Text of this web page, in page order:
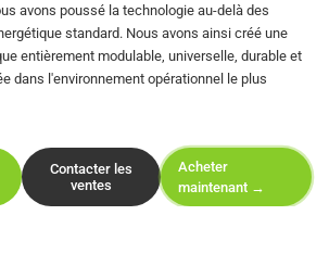
avons poussé la technologie au-delà des
standard. Nous avons ainsi créé une
entièrement modulable, universelle, durable et
dans l'environnement opérationnel le plus
Contacter les
ventes
Acheter
maintenant →